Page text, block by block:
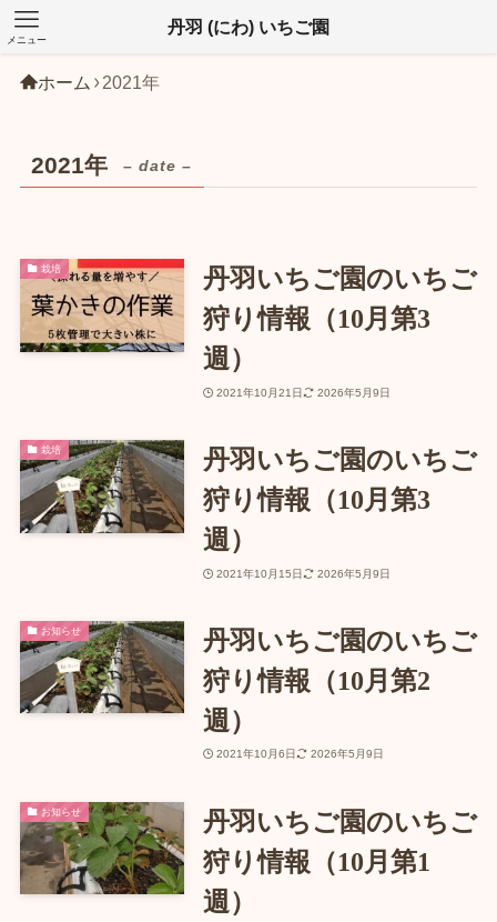
丹羽 (にわ) いちご園
メニュー
ホーム 2021年
2021年 – date –
栽培
丹羽いちご園のいちご
狩り情報（10月第3
週）
2021年10月21日 2026年5月9日
栽培
丹羽いちご園のいちご
狩り情報（10月第3
週）
2021年10月15日 2026年5月9日
お知らせ
丹羽いちご園のいちご
狩り情報（10月第2
週）
2021年10月6日 2026年5月9日
お知らせ
丹羽いちご園のいちご
狩り情報（10月第1
週）